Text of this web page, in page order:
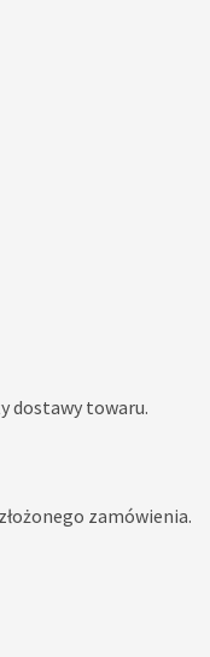
dostawy towaru.
zamówienia.